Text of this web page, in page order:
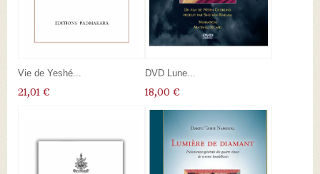
Vie de Yeshé...
21,01 €
DVD Lune...
18,00 €